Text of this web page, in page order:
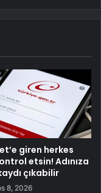
giren herkes
etsin! Adınıza
çıkabilir
8, 2026